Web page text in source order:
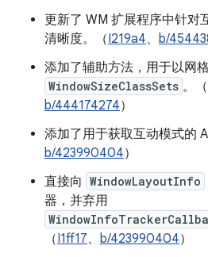
更新了 WM 扩展程序中针对
清晰度。（I219a4、 b/
添加了辅助方法，用于以网
WindowSizeClassSets 。（
b/444174274）
添加了用于获取互动模式的
b/423990404）
直接向 WindowLayoutInfo
器，并弃用
（I1ff17、 b/423990404）